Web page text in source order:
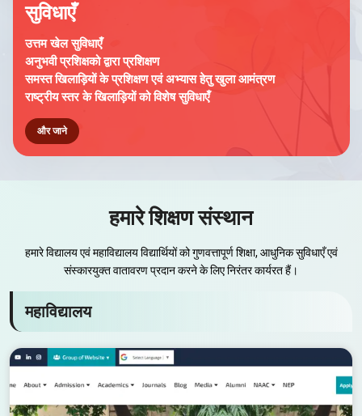
सुविधाएँ
उत्तम खेल सुविधाएँ
अनुभवी प्रशिक्षको द्वारा प्रशिक्षण
समस्त खिलाड़ियों के प्रशिक्षण एवं अभ्यास हेतु खुला आमंत्रण
राष्ट्रीय स्तर के खिलाड़ियों को विशेष सुविधाएँ
और जाने
हमारे शिक्षण संस्थान
हमारे विद्यालय एवं महाविद्यालय विद्यार्थियों को गुणवत्तापूर्ण शिक्षा, आधुनिक सुविधाएँ एवं
संस्कारयुक्त वातावरण प्रदान करने के लिए निरंतर कार्यरत हैं।
महाविद्यालय